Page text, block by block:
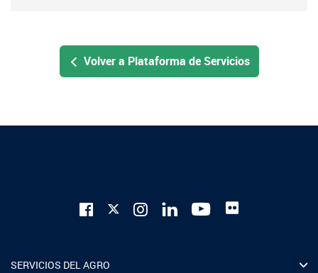
Volver a Plataforma de Servicios
SERVICIOS DEL AGRO